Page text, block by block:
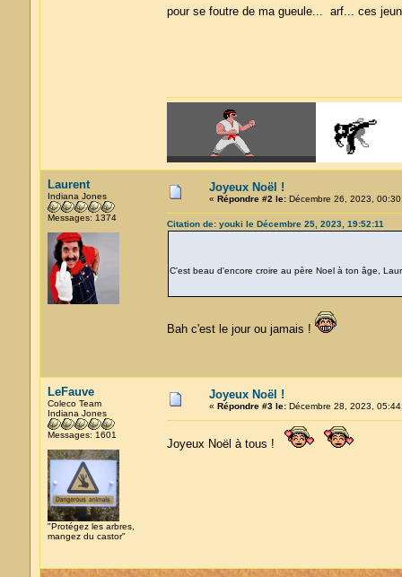
pour se foutre de ma gueule... arf... ces
Laurent
Indiana Jones
Messages: 1374
Joyeux Noël !
« Répondre #2 le:Décembre 26, 2023,
Citation de: youki le Décembre 25, 2023, 19:52:11
C'est beau d'encore croire au père Noel à ton âge,
Bah c'est le jour ou jamais !
LeFauve
Coleco Team
Indiana Jones
Messages: 1601
"Protégez les arbres,
mangez du castor"
Joyeux Noël !
« Répondre #3 le:Décembre 28, 2023,
Joyeux Noël à tous !